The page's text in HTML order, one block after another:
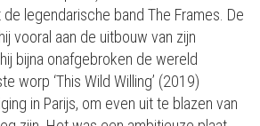
legendarische band The Frames. De
vooral aan de uitbouw van zijn
bijna onafgebroken de wereld
worp ‘This Wild Willing’ (2019)
in Parijs, om even uit te blazen van